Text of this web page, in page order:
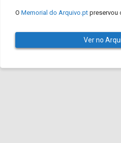
O Memorial do Arquivo.pt preservou
Ver no